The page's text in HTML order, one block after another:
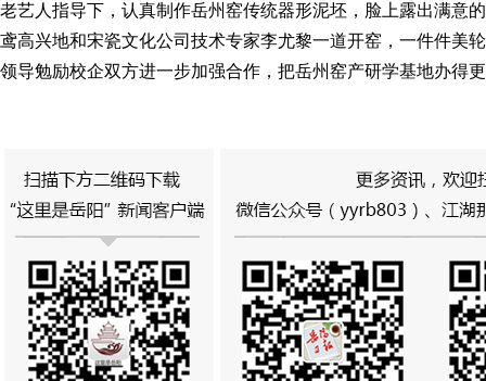
老艺人指导下，认真制作岳州窑传统器形泥坯，脸上露出满意
鸢高兴地和宋瓷文化公司技术专家李尤黎一道开窑，一件件美
领导勉励校企双方进一步加强合作，把岳州窑产研学基地办得